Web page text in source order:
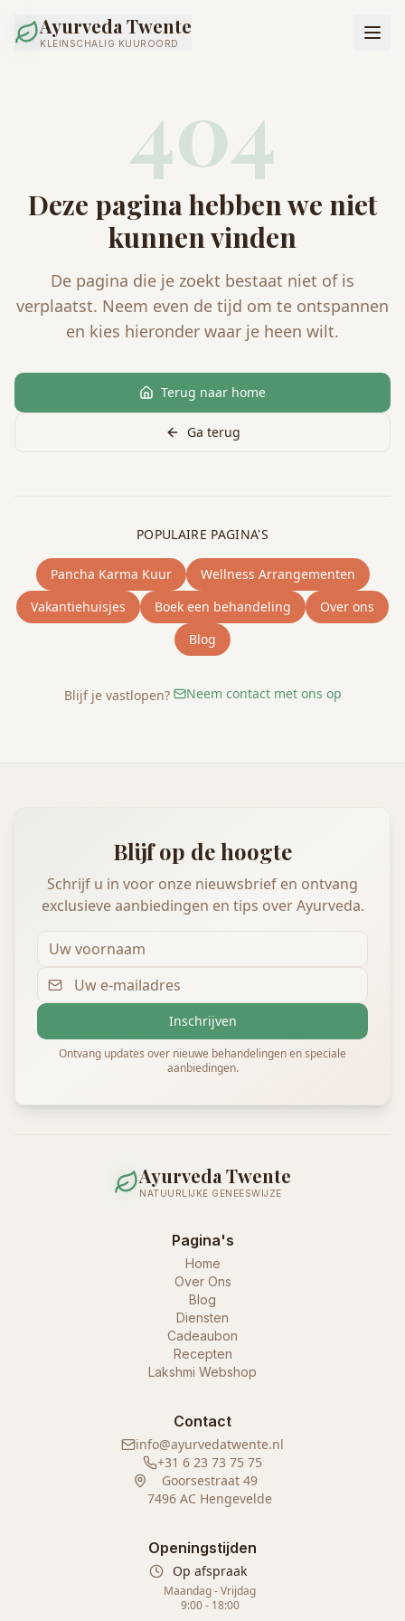
Ayurveda Twente
KLEINSCHALIG KUUROORD
404
Deze pagina hebben we niet
kunnen vinden
De pagina die je zoekt bestaat niet of is
verplaatst. Neem even de tijd om te ontspannen
en kies hieronder waar je heen wilt.
Terug naar home
Ga terug
POPULAIRE PAGINA'S
Pancha Karma Kuur
Wellness Arrangementen
Vakantiehuisjes
Boek een behandeling
Over ons
Blog
Blijf je vastlopen? Neem contact met ons op
Blijf op de hoogte
Schrijf u in voor onze nieuwsbrief en ontvang
exclusieve aanbiedingen en tips over Ayurveda.
Inschrijven
Ontvang updates over nieuwe behandelingen en speciale
aanbiedingen.
Ayurveda Twente
NATUURLIJKE GENEESWIJZE
Pagina's
Home
Over Ons
Blog
Diensten
Cadeaubon
Recepten
Lakshmi Webshop
Contact
info@ayurvedatwente.nl
+31 6 23 73 75 75
Goorsestraat 49
7496 AC Hengevelde
Openingstijden
Op afspraak
Maandag - Vrijdag
9:00 - 18:00